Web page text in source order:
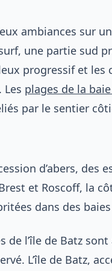
ambiances sur
une partie sud
progressif et les
Les plages de la
par le sentier
d’abers, des
et Roscoff, la
dans des
de l’île de Batz
L’île de Batz,